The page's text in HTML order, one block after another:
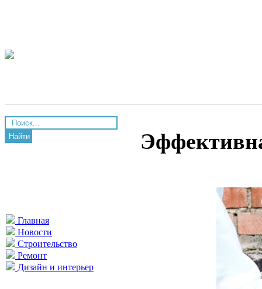
Найти
Главная
Новости
Строительство
Ремонт
Дизайн и интерьер